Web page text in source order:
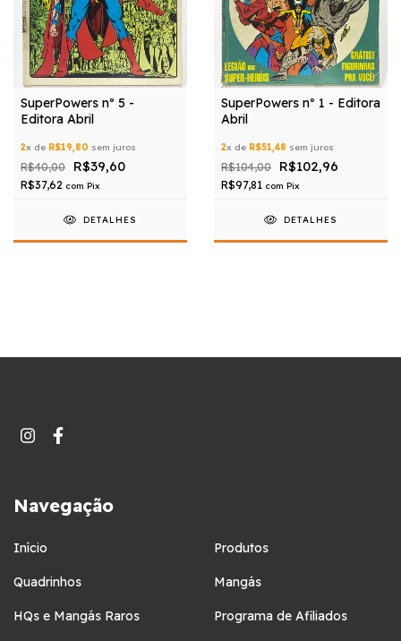
SuperPowers nº 5 -
Editora Abril
2x de R$19,80 sem juros
R$40,00 R$39,60
R$37,62 com Pix
DETALHES
SuperPowers nº 1 - Editora
Abril
2x de R$51,48 sem juros
R$104,00 R$102,96
R$97,81 com Pix
DETALHES
Navegação
Início Produtos
Quadrinhos Mangás
HQs e Mangás Raros Programa de Afiliados